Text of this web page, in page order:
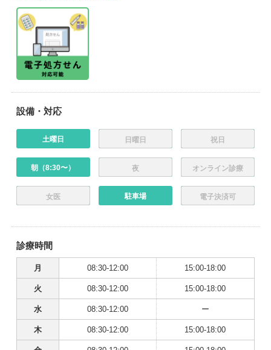
設備・対応
土曜日 日曜日 祝日
朝（8:30〜） 夜 オンライン診療
女医 駐車場 電子決済可
診療時間
月 08:30-12:00 15:00-18:00
火 08:30-12:00 15:00-18:00
水 08:30-12:00 ー
木 08:30-12:00 15:00-18:00